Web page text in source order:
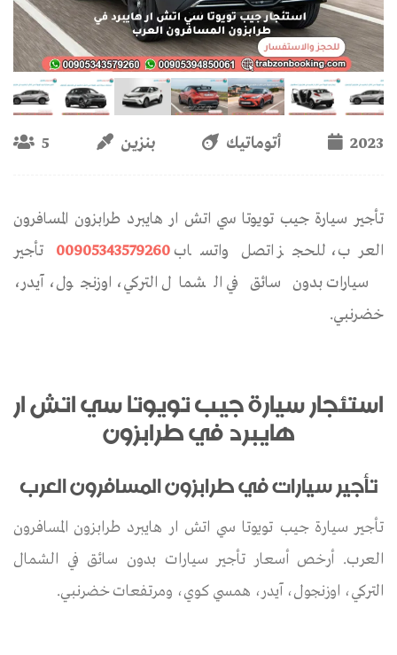
5 بنزين أتوماتيك 2023
تأجير سيارة جيب تويوتا سي اتش ار هايبرد طرابزون المسافرون
العرب، للحجز اتصل واتساب00905343579260
تأجير
سيارات بدون سائق في الشمال التركي، اوزنجول، آيدر،
خضرنبي.
استئجار سيارة جيب تويوتا سي اتش ار
هايبرد في طرابزون
تأجير سيارات في طرابزون المسافرون العرب
تأجير سيارة جيب تويوتا سي اتش ار هايبرد طرابزون المسافرون
العرب. أرخص أسعار تأجير سيارات بدون سائق في الشمال
التركي، اوزنجول، آيدر، همسي كوي، ومرتفعات خضرنبي.